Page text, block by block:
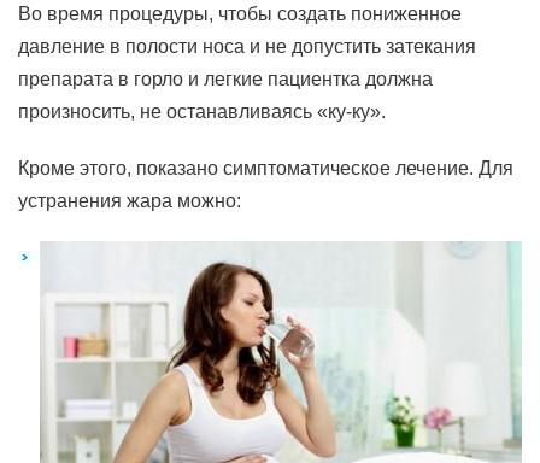
Во время процедуры, чтобы создать пониженное
давление в полости носа и не допустить затекания
препарата в горло и легкие пациентка должна
произносить, не останавливаясь «ку-ку».
Кроме этого, показано симптоматическое лечение. Для
устранения жара можно: